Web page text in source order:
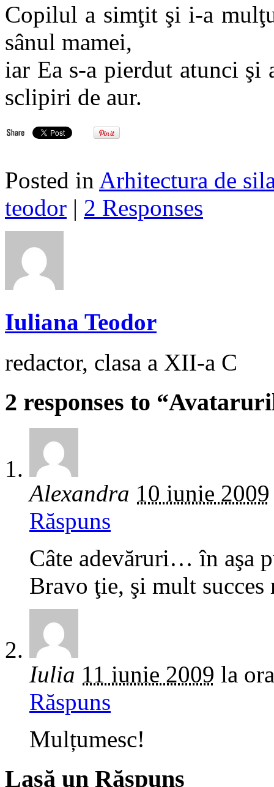
Copilul a simţit şi i-a
sânul mamei,
iar Ea s-a pierdut atunci
sclipiri de aur.
Posted in Arhitectura de
teodor | 2 Responses
Iuliana Teodor
redactor, clasa a XII-a C
2 responses to
Alexandra 10 iunie 2009
Răspuns
Câte adevăruri… în aşa
Bravo ţie, şi mult succes
Iulia 11 iunie 2009 la
Răspuns
Mulțumesc!
Lasă un Răspuns